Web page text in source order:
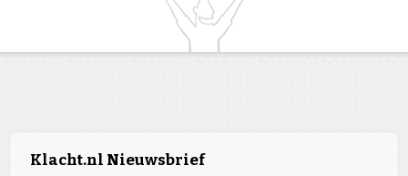
Klacht.nl Nieuwsbrief